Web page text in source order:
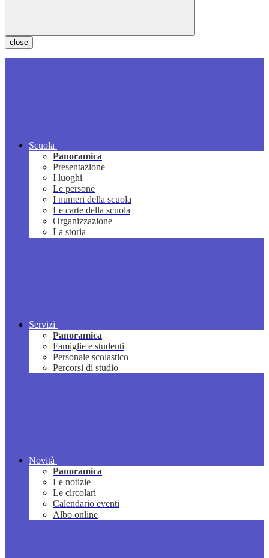
close
Scuola
Panoramica
Presentazione
I luoghi
Le persone
I numeri della scuola
Le carte della scuola
Organizzazione
La storia
Servizi
Panoramica
Famiglie e studenti
Personale scolastico
Percorsi di studio
Novità
Panoramica
Le notizie
Le circolari
Calendario eventi
Albo online